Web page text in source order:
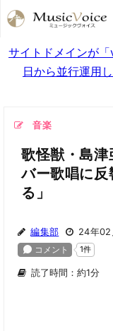
サイトドメインが
日から並行運用
音楽
歌怪獣・島津
バー歌唱に反
る」
編集部 24年02
読了時間：約1分